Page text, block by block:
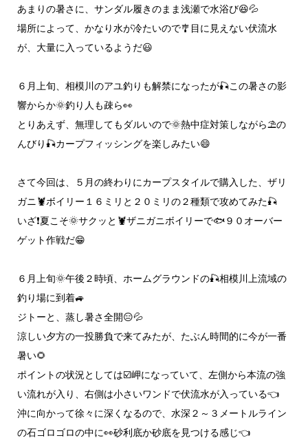
あまりの暑さに、サンダル履きのまま浅瀬で水浴び😆💦
場所によって、かなり水が冷たいので🎐目に見えない伏流水
が、大量に入っているようだ😃
６月上旬、相模川のアユ釣りも解禁になったが🎣この暑さの影
響からか🌞釣り人も疎ら👀
とりあえず、無理してもダルいので🌞熱中症対策しながら⛱️の
んびり🎣カープフィッシングを楽しみたい😄
さて今回は、５月の終わりにカープスタイルで購入した、ザリ
ガニ🦞ボイリー１６ミリと２０ミリの２種類で攻めてみた🎣
いざ❗夏こそ🌞サクッと🦞ザニガニボイリーで🐟️９０オーバー
ゲット作戦だ😁
６月上旬🌞午後２時頃、ホームグラウンドの🎣相模川上流域の
釣り場に到着🚙
ジトーと、蒸し暑さ全開😑💦
涼しい夕方の一投勝負で来てみたが、たぶん時間的に今が一番
暑い🌻
ポイントの状況としては☑️岬になっていて、左側から本流の強
い流れが入り、右側は小さいワンドで伏流水が入っている👈
沖に向かって徐々に深くなるので、水深２～３メートルライン
の石ゴロゴロの中に👀砂利底か砂底を見つける感じ👈